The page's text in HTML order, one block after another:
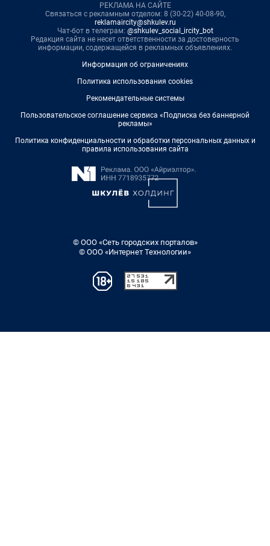
РЕКЛАМА НА САЙТЕ
Связаться с рекламным отделом: 8 (30-22) 40-08-90,
reklamaircity@shkulev.ru
Чат-бот в телеграм: @shkulev_social_ircity_bot
Редакция сайта не несет ответственности за достоверность
информации, содержащейся в рекламных объявлениях.
Информация об ограничениях
Политика использования cookies
Рекомендательные системы
Пользовательское соглашение сервиса «Подписка без баннерной
рекламы»
Политика конфиденциальности и обработки персональных данных и
правила использования сайта
© ООО «Сеть городских порталов»
© ООО «Интернет Технологии»